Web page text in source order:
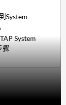
System
System
骤